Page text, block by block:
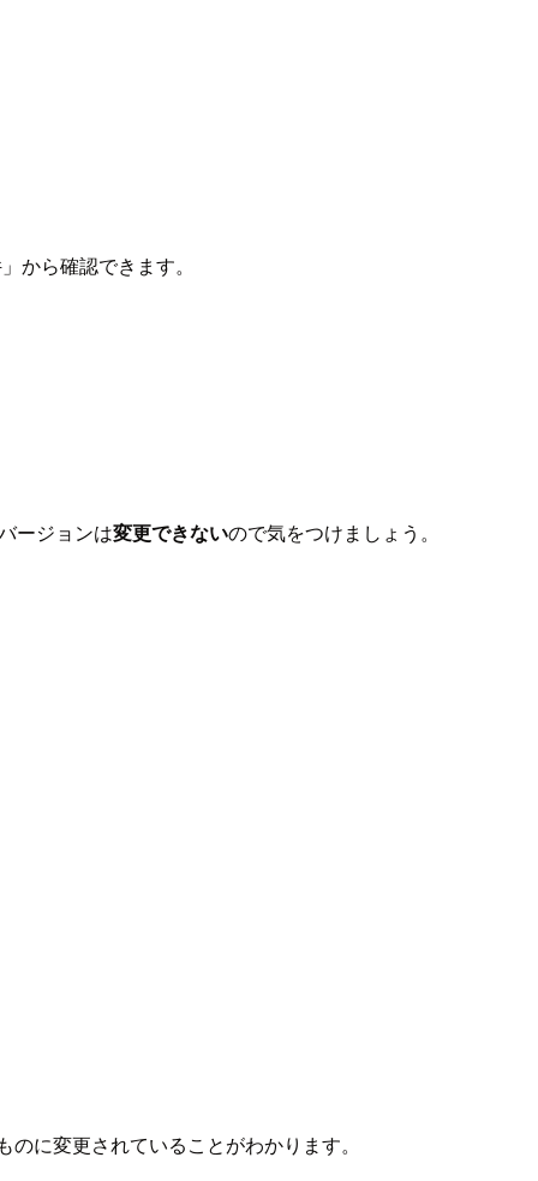
から確認できます。
ージョンは変更できないので気をつけましょう。
に変更されていることがわかります。